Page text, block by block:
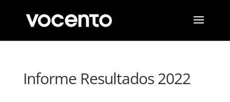
Informe Resultados 2022